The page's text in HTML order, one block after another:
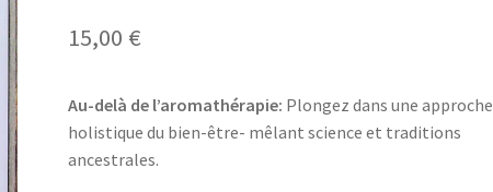
15,00 €
Au-delà de l’aromathérapie: Plongez dans une approche
holistique du bien-être- mêlant science et traditions
ancestrales.